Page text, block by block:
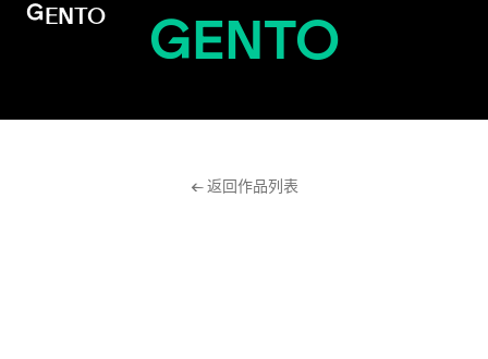
GENTO GENTO
← 返回作品列表